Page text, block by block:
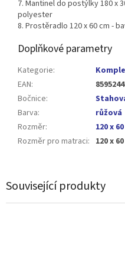
Související produkty
7. Mantinel do postýlky 180 x
polyester
8. Prostěradlo 120 x 60 cm -
Doplňkové parametry
Kategorie:
EAN:
Bočnice:
Barva:
růžová
Rozměr:
120 x
Rozměr pro matraci: 120 x